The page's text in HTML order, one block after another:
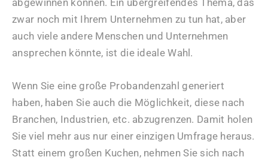
abgewinnen können. Ein übergreifendes Thema, das
zwar noch mit Ihrem Unternehmen zu tun hat, aber
auch viele andere Menschen und Unternehmen
ansprechen könnte, ist die ideale Wahl.
Wenn Sie eine große Probandenzahl generiert
haben, haben Sie auch die Möglichkeit, diese nach
Branchen, Industrien, etc. abzugrenzen. Damit holen
Sie viel mehr aus nur einer einzigen Umfrage heraus.
Statt einem großen Kuchen, nehmen Sie sich nach